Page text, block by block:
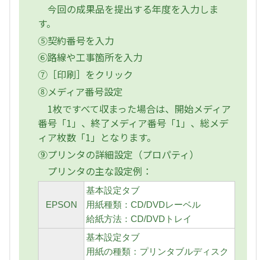
今回の成果品を提出する年度を入力しま
す。
⑤契約番号を入力
⑥路線や工事箇所を入力
⑦［印刷］をクリック
⑧メディア番号設定
1枚ですべて収まった場合は、開始メディア
番号「1」、終了メディア番号「1」、総メデ
ィア枚数「1」となります。
⑨プリンタの詳細設定（プロパティ）
プリンタの主な設定例：
EPSON
基本設定タブ
用紙種類：CD/DVDレーベル
給紙方法：CD/DVDトレイ
基本設定タブ
用紙の種類：プリンタブルディスク